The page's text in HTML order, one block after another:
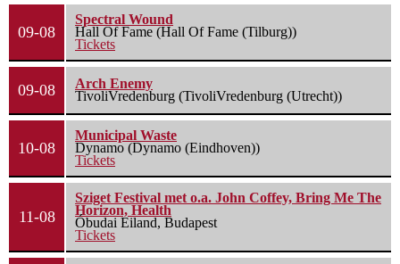
09-08
Spectral Wound
Hall Of Fame (Hall Of Fame (Tilburg))
Tickets
09-08
Arch Enemy
TivoliVredenburg (TivoliVredenburg (Utrecht))
10-08
Municipal Waste
Dynamo (Dynamo (Eindhoven))
Tickets
11-08
Sziget Festival met o.a. John Coffey, Bring Me The
Horizon, Health
Óbudai Eiland, Budapest
Tickets